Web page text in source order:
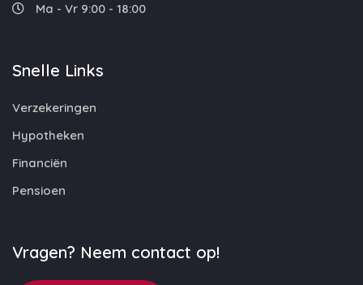
Ma - Vr 9:00 - 18:00
Snelle Links
Verzekeringen
Hypotheken
Financiën
Pensioen
Vragen? Neem contact op!